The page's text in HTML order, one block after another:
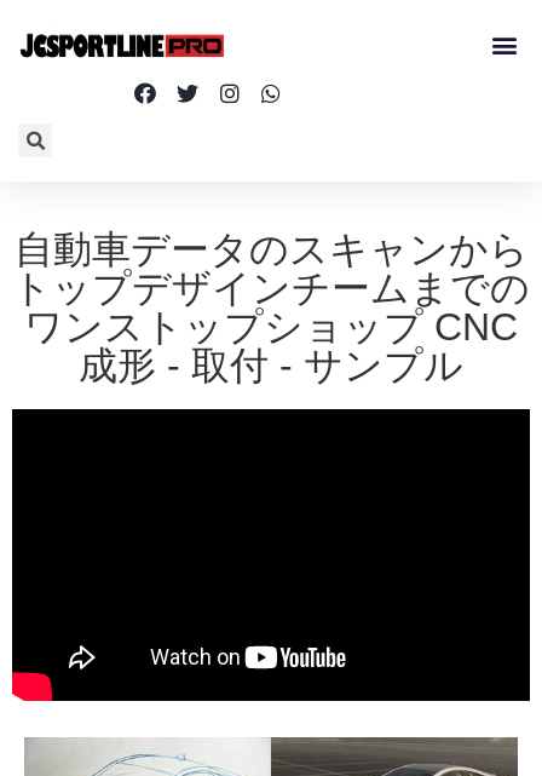
自動車データのスキャンから
トップデザインチームまでの
ワンストップショップ CNC
成形 - 取付 - サンプル